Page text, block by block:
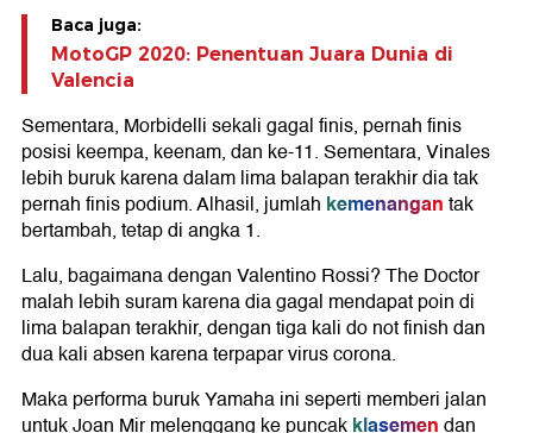
Baca juga:
MotoGP 2020: Penentuan Juara Dunia di
Valencia
Sementara, Morbidelli sekali gagal finis, pernah finis
posisi keempa, keenam, dan ke-11. Sementara, Vinales
lebih buruk karena dalam lima balapan terakhir dia tak
pernah finis podium. Alhasil, jumlah kemenangantak
bertambah, tetap di angka 1.
Lalu, bagaimana dengan Valentino Rossi? The Doctor
malah lebih suram karena dia gagal mendapat poin di
lima balapan terakhir, dengan tiga kali do not finish dan
dua kali absen karena terpapar virus corona.
Maka performa buruk Yamaha ini seperti memberi jalan
untuk Joan Mir melenggang ke puncakklasemendan